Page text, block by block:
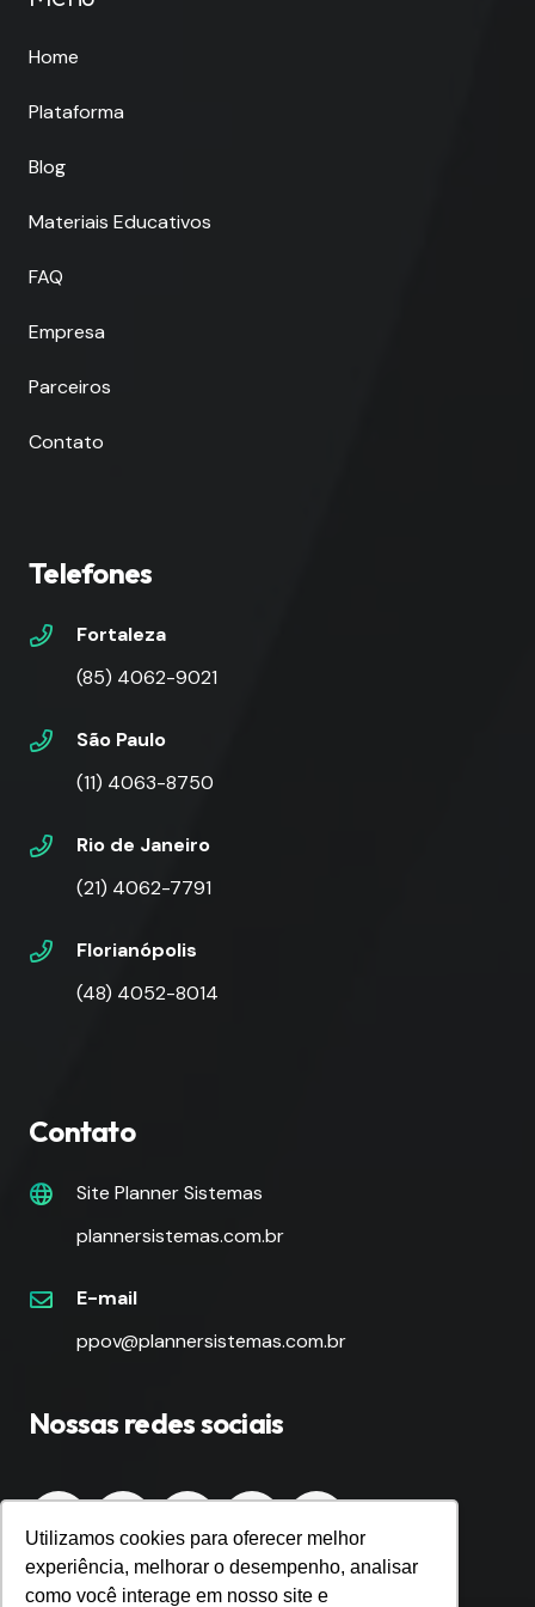
Utilizamos cookies para oferecer melhor
experiência, melhorar o desempenho, analisar
como você interage em nosso site e
Home
Plataforma
Blog
Materiais Educativos
FAQ
Empresa
Parceiros
Contato
Telefones
Fortaleza
(85) 4062-9021
São Paulo
(11) 4063-8750
Rio de Janeiro
(21) 4062-7791
Florianópolis
(48) 4052-8014
Contato
Site Planner Sistemas
plannersistemas.com.br
E-mail
ppov@plannersistemas.com.br
Nossas redes sociais